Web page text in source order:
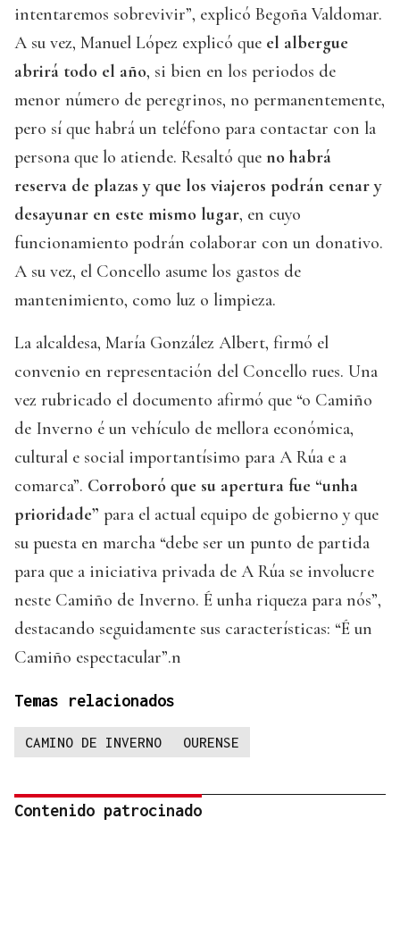
intentaremos sobrevivir”, explicó Begoña Valdomar.
A su vez, Manuel López explicó que el albergue
abrirá todo el año, si bien en los periodos de
menor número de peregrinos, no permanentemente,
pero sí que habrá un teléfono para contactar con la
persona que lo atiende. Resaltó que no habrá
reserva de plazas y que los viajeros podrán cenar y
desayunar en este mismo lugar, en cuyo
funcionamiento podrán colaborar con un donativo.
A su vez, el Concello asume los gastos de
mantenimiento, como luz o limpieza.
La alcaldesa, María González Albert, firmó el
convenio en representación del Concello rues. Una
vez rubricado el documento afirmó que “o Camiño
de Inverno é un vehículo de mellora económica,
cultural e social importantísimo para A Rúa e a
comarca”. Corroboró que su apertura fue “unha
prioridade” para el actual equipo de gobierno y que
su puesta en marcha “debe ser un punto de partida
para que a iniciativa privada de A Rúa se involucre
neste Camiño de Inverno. É unha riqueza para nós”,
destacando seguidamente sus características: “É un
Camiño espectacular”.n
Temas relacionados
CAMINO DE INVERNO OURENSE
Contenido patrocinado